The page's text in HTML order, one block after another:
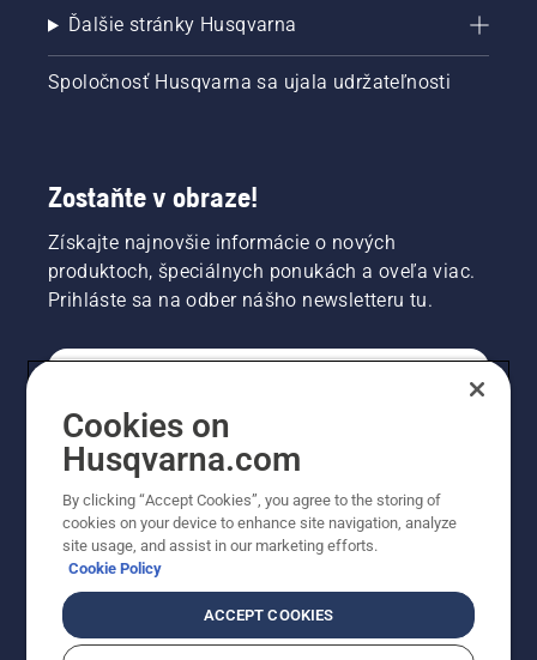
Ďalšie stránky Husqvarna
Spoločnosť Husqvarna sa ujala udržateľnosti
Zostaňte v obraze!
Získajte najnovšie informácie o nových
produktoch, špeciálnych ponukách a oveľa viac.
Prihláste sa na odber nášho newsletteru tu.
PROFESIONÁLNE
Cookies on
Husqvarna.com
By clicking “Accept Cookies”, you agree to the storing of
cookies on your device to enhance site navigation, analyze
site usage, and assist in our marketing efforts.
Cookie Policy
ACCEPT COOKIES